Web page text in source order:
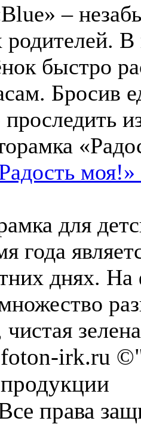
–
быстро
Бросив
для
года
днях.
irk.ru
права